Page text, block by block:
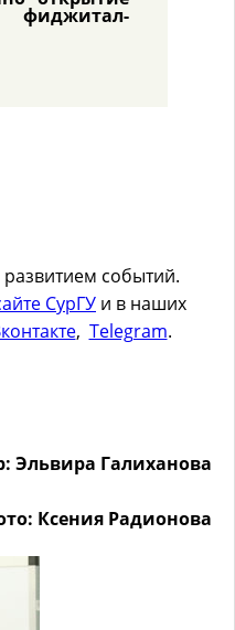
событий.
СурГУ и в наших
, Telegram.
Эльвира Галиханова
Радионова